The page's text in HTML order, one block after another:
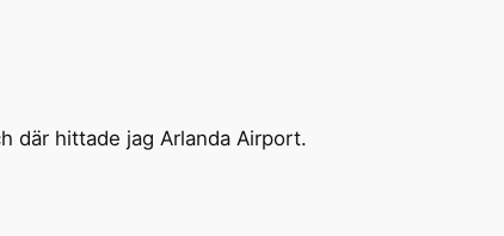
där hittade jag Arlanda Airport.